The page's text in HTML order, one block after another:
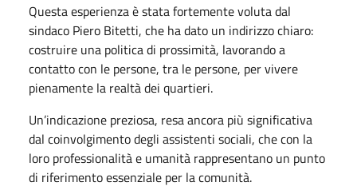
Questa esperienza è stata fortemente voluta dal
sindaco Piero Bitetti, che ha dato un indirizzo chiaro:
costruire una politica di prossimità, lavorando a
contatto con le persone, tra le persone, per vivere
pienamente la realtà dei quartieri.
Un’indicazione preziosa, resa ancora più significativa
dal coinvolgimento degli assistenti sociali, che con la
loro professionalità e umanità rappresentano un punto
di riferimento essenziale per la comunità.